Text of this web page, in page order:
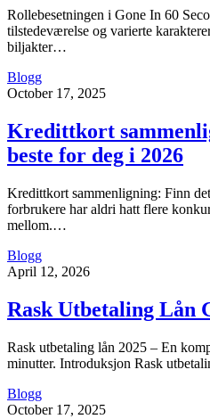
Rollebesetningen i Gone In 60
tilstedeværelse og varierte
biljakter…
Blogg
October 17, 2025
Kredittkort
beste for deg i 2026
Kredittkort sammenligning: Finn
forbrukere har aldri hatt flere
mellom.…
Blogg
April 12, 2026
Rask Utbetaling Lån
Rask utbetaling lån 2025 – En
minutter. Introduksjon Rask
Blogg
October 17, 2025